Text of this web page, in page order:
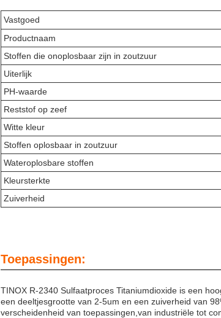
Vastgoed
Productnaam
Stoffen die onoplosbaar zijn in zoutzuur
Uiterlijk
PH-waarde
Reststof op zeef
Witte kleur
Stoffen oplosbaar in zoutzuur
Wateroplosbare stoffen
Kleursterkte
Zuiverheid
Toepassingen:
TINOX R-2340 Sulfaatproces Titaniumdioxide is een
een deeltjesgrootte van 2-5um en een zuiverheid van
verscheidenheid van toepassingen,van industriële tot